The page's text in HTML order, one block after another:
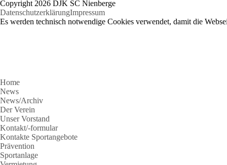
Copyright 2026 DJK SC Nienberge
DatenschutzerklärungImpressum
Es werden technisch notwendige Cookies verwendet, damit die
Home
News
News/Archiv
Der Verein
Unser Vorstand
Kontakt/-formular
Kontakte Sportangebote
Prävention
Sportanlage